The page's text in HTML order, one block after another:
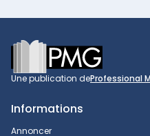
Footer
Une publication deProfessional
Informations
Annoncer